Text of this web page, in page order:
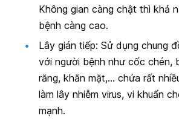
Không gian càng chật thì khả
bệnh càng cao.
Lây gián tiếp: Sử dụng chung
với người bệnh như cốc chén,
răng, khăn mặt,… chứa rất
làm lây nhiễm virus, vi khuẩn
mạnh.